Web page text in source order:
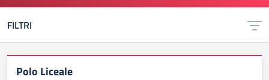
FILTRI
Polo Liceale